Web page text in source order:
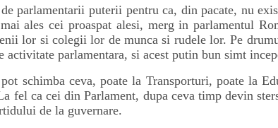
parlamentarii puterii pentru ca, din pacate, nu
ales cei proaspat alesi, merg in parlamentul
lor si colegii lor de munca si rudele lor. Pe
parlamentara, si acest putin bun simt
schimba ceva, poate la Transporturi, poate la
fel ca cei din Parlament, dupa ceva timp devin
de la guvernare.